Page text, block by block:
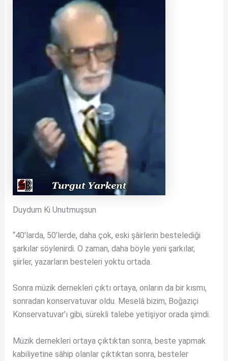
Duydum Ki Unutmuşsun
“40’larda, 50’lerde, daha çok, eski şâirlerin bestelediği
şarkılar söylenirdi. O zaman, daha böyle yeni şarkılar,
şiirler, yazarların besteleri yoktu ortada.
Sonra müzik dernekleri çıktı ortaya, onların da bir kısmı,
sonradan konservatuvar oldu. Meselâ bizim, Boğaziçi
Konservatuvar’ı gibi, sürekli talebe yetişiyor orada şimdi.
Müzik dernekleri ortaya çıktıktan sonra, beste yapmak
kabiliyetine sâhip olanlar çıktıktan sonra, besteler